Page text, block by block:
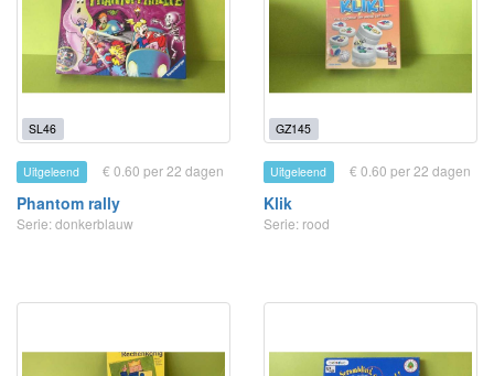
SL46
Uitgeleend € 0.60 per 22 dagen
Phantom rally
Serie: donkerblauw
GZ145
Uitgeleend € 0.60 per 22 dagen
Klik
Serie: rood